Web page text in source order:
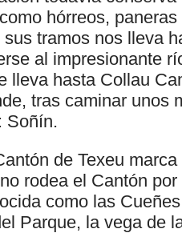
hórreos,
tramos nos lleva
al impresionante
lleva hasta Collau
tras caminar unos
Soñín.
de Texeu
rodea el Cantón
como las
Parque, la vega de